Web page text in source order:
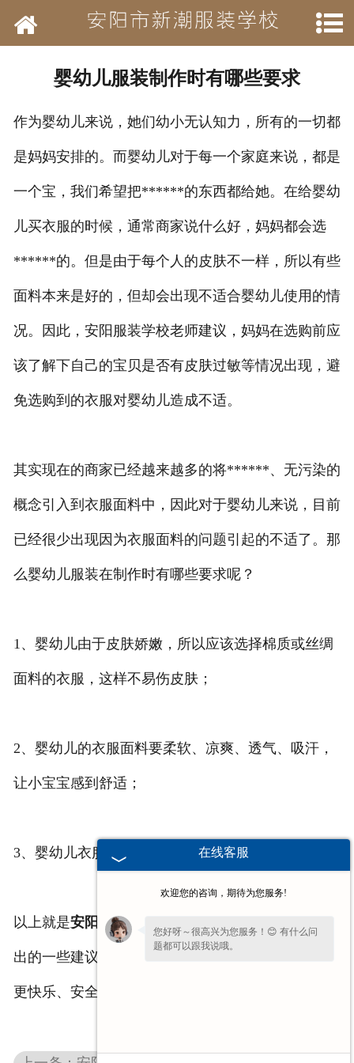
网站首页
结业待遇
承接业务
历年荣誉
招聘信息
婴幼儿服装制作时有哪些要求
作为婴幼儿来说，她们幼小无认知力，所有的一切都
是妈妈安排的。而婴幼儿对于每一个家庭来说，都是
一个宝，我们希望把******的东西都给她。在给婴幼
儿买衣服的时候，通常商家说什么好，妈妈都会选
******的。但是由于每个人的皮肤不一样，所以有些
面料本来是好的，但却会出现不适合婴幼儿使用的情
况。因此，安阳服装学校老师建议，妈妈在选购前应
该了解下自己的宝贝是否有皮肤过敏等情况出现，避
免选购到的衣服对婴幼儿造成不适。
其实现在的商家已经越来越多的将******、无污染的
概念引入到衣服面料中，因此对于婴幼儿来说，目前
已经很少出现因为衣服面料的问题引起的不适了。那
么婴幼儿服装在制作时有哪些要求呢？
1、婴幼儿由于皮肤娇嫩，所以应该选择棉质或丝绸
面料的衣服，这样不易伤皮肤；
2、婴幼儿的衣服面料要柔软、凉爽、透气、吸汗，
让小宝宝感到舒适；
3、婴幼儿衣服要方便脱换，式样简单；
以上就是安阳服装学校
出的一些建议，希望可以帮助到新手妈妈们，让宝贝
更快乐、安全的成长。
在线客服
欢迎您的咨询，期待为您服务!
您好呀～很高兴为您服务！😊 有什么问
题都可以跟我说哦。